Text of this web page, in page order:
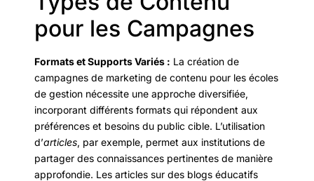
pour les Campagnes
Formats et Supports Variés : La création de
campagnes de marketing de contenu pour les écoles
de gestion nécessite une approche diversifiée,
incorporant différents formats qui répondent aux
préférences et besoins du public cible. L’utilisation
d’articles, par exemple, permet aux institutions de
partager des connaissances pertinentes de manière
approfondie. Les articles sur des blogs éducatifs